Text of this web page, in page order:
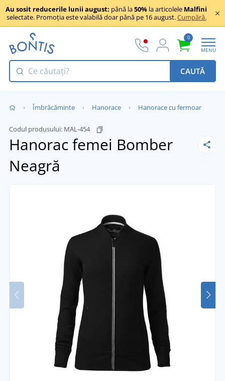
Au sosit reducerile lunii august: până la50% la articolele Malfini
selectate. Promoția este valabilă doar până pe 16 august.Cumpără.
0
MENU
CAUTĂ
Îmbrăcăminte Hanorace Hanorace cu fermoar
Codul produsului: MAL-454
Hanorac femei Bomber
Neagră